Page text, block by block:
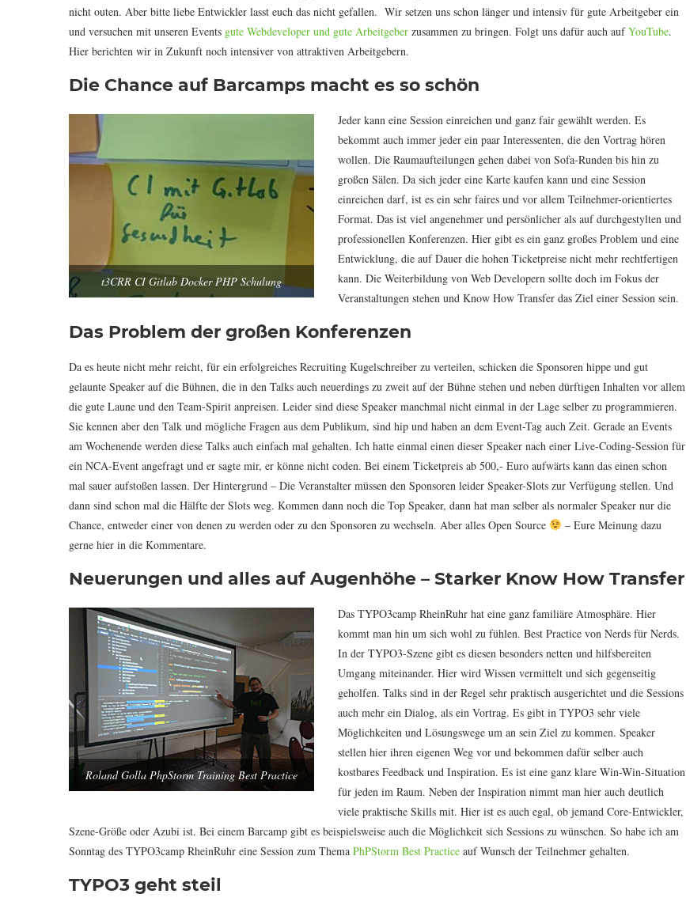
nicht outen. Aber bitte liebe Entwickler lasst euch das nicht gefallen. Wir setzen uns schon länger und intensiv für gute Arbeitgeber ein
und versuchen mit unseren Events gute Webdeveloper und gute Arbeitgeber zusammen zu bringen. Folgt uns dafür auch aufYouTube.
Hier berichten wir in Zukunft noch intensiver von attraktiven Arbeitgebern.
Die Chance auf Barcamps macht es so schön
t3CRR CI Gitlab Docker PHP Schulung
Jeder kann eine Session einreichen und ganz fair gewählt werden. Es
bekommt auch immer jeder ein paar Interessenten, die den Vortrag hören
wollen. Die Raumaufteilungen gehen dabei von Sofa-Runden bis hin zu
großen Sälen. Da sich jeder eine Karte kaufen kann und eine Session
einreichen darf, ist es ein sehr faires und vor allem Teilnehmer-orientiertes
Format. Das ist viel angenehmer und persönlicher als auf durchgestylten und
professionellen Konferenzen. Hier gibt es ein ganz großes Problem und eine
Entwicklung, die auf Dauer die hohen Ticketpreise nicht mehr rechtfertigen
kann. Die Weiterbildung von Web Developern sollte doch im Fokus der
Veranstaltungen stehen und Know How Transfer das Ziel einer Session sein.
Das Problem der großen Konferenzen
Da es heute nicht mehr reicht, für ein erfolgreiches Recruiting Kugelschreiber zu verteilen, schicken die Sponsoren hippe und gut
gelaunte Speaker auf die Bühnen, die in den Talks auch neuerdings zu zweit auf der Bühne stehen und neben dürftigen Inhalten vor allem
die gute Laune und den Team-Spirit anpreisen. Leider sind diese Speaker manchmal nicht einmal in der Lage selber zu programmieren.
Sie kennen aber den Talk und mögliche Fragen aus dem Publikum, sind hip und haben an dem Event-Tag auch Zeit. Gerade an Events
am Wochenende werden diese Talks auch einfach mal gehalten. Ich hatte einmal einen dieser Speaker nach einer Live-Coding-Session für
ein NCA-Event angefragt und er sagte mir, er könne nicht coden. Bei einem Ticketpreis ab 500,- Euro aufwärts kann das einen schon
mal sauer aufstoßen lassen. Der Hintergrund – Die Veranstalter müssen den Sponsoren leider Speaker-Slots zur Verfügung stellen. Und
dann sind schon mal die Hälfte der Slots weg. Kommen dann noch die Top Speaker, dann hat man selber als normaler Speaker nur die
Chance, entweder einer von denen zu werden oder zu den Sponsoren zu wechseln. Aber alles Open Source
– Eure Meinung dazu
gerne hier in die Kommentare.
Neuerungen und alles auf Augenhöhe – Starker Know How Transfer
Roland Golla PhpStorm Training Best Practice
Das TYPO3camp RheinRuhr hat eine ganz familiäre Atmosphäre. Hier
kommt man hin um sich wohl zu fühlen. Best Practice von Nerds für Nerds.
In der TYPO3-Szene gibt es diesen besonders netten und hilfsbereiten
Umgang miteinander. Hier wird Wissen vermittelt und sich gegenseitig
geholfen. Talks sind in der Regel sehr praktisch ausgerichtet und die Sessions
auch mehr ein Dialog, als ein Vortrag. Es gibt in TYPO3 sehr viele
Möglichkeiten und Lösungswege um an sein Ziel zu kommen. Speaker
stellen hier ihren eigenen Weg vor und bekommen dafür selber auch
kostbares Feedback und Inspiration. Es ist eine ganz klare Win-Win-Situation
für jeden im Raum. Neben der Inspiration nimmt man hier auch deutlich
viele praktische Skills mit. Hier ist es auch egal, ob jemand Core-Entwickler,
Szene-Größe oder Azubi ist. Bei einem Barcamp gibt es beispielsweise auch die Möglichkeit sich Sessions zu wünschen. So habe ich am
Sonntag des TYPO3camp RheinRuhr eine Session zum Thema PhPStorm Best Practice auf Wunsch der Teilnehmer gehalten.
TYPO3 geht steil